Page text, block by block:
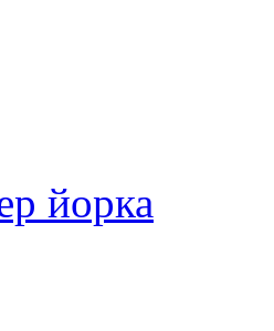
йорка